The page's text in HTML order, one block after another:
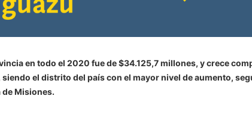
en todo el 2020 fue de $34.125,7 millones, y crece
el distrito del país con el mayor nivel de aumento,
de Misiones.